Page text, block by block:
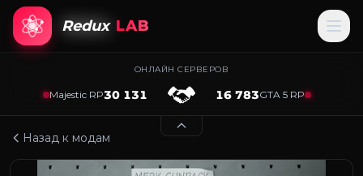
Redux LAB
ОНЛАЙН СЕРВЕРОВ
Majestic RP30 131 16 783GTA 5 RP
Назад к модам